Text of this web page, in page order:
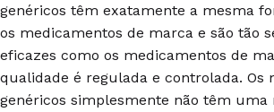
genéricos têm exatamente a mesma
os medicamentos de marca e são tão
eficazes como os medicamentos de
qualidade é regulada e controlada. Os
genéricos simplesmente não têm uma